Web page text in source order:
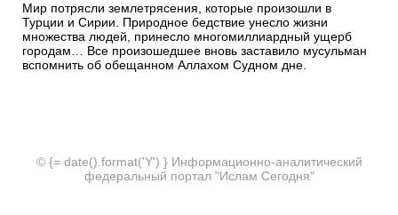
Мир потрясли землетрясения, которые произошли в
Турции и Сирии. Природное бедствие унесло жизни
множества людей, принесло многомиллиардный ущерб
городам… Все произошедшее вновь заставило мусульман
вспомнить об обещанном Аллахом Судном дне.
© {= date().format('Y') } Информационно-аналитический
федеральный портал "Ислам Сегодня"